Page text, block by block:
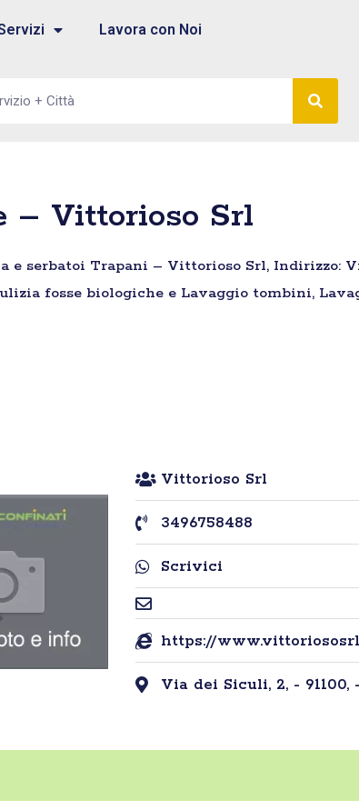
Lavora con Noi
– Vittorioso Srl
serbatoi Trapani – Vittorioso Srl, Indirizzo:
fosse biologiche e Lavaggio tombini,
Vittorioso Srl
3496758488
Scrivici
https://
Via dei Siculi, 2, - 91100,